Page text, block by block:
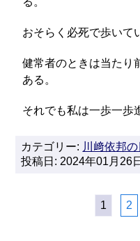
おそらく必死で歩いて
健常者のときは当たり
ある。
それでも私は一歩一歩
カテゴリー: 川﨑依邦の
投稿日: 2024年01月26
1 2